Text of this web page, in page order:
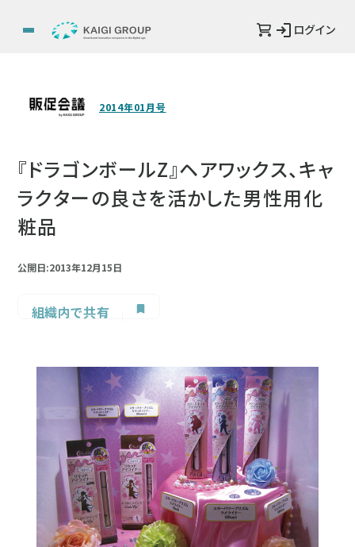
ログイン
2014年01月号
『ドラゴンボールZ』ヘアワックス、キャ
ラクターの良さを活かした男性用化
粧品
公開日:2013年12月15日
組織内で共有